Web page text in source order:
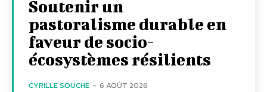
Soutenir un
pastoralisme durable en
faveur de socio-
écosystèmes résilients
CYRILLE SOUCHE - 6 AOÛT 2026